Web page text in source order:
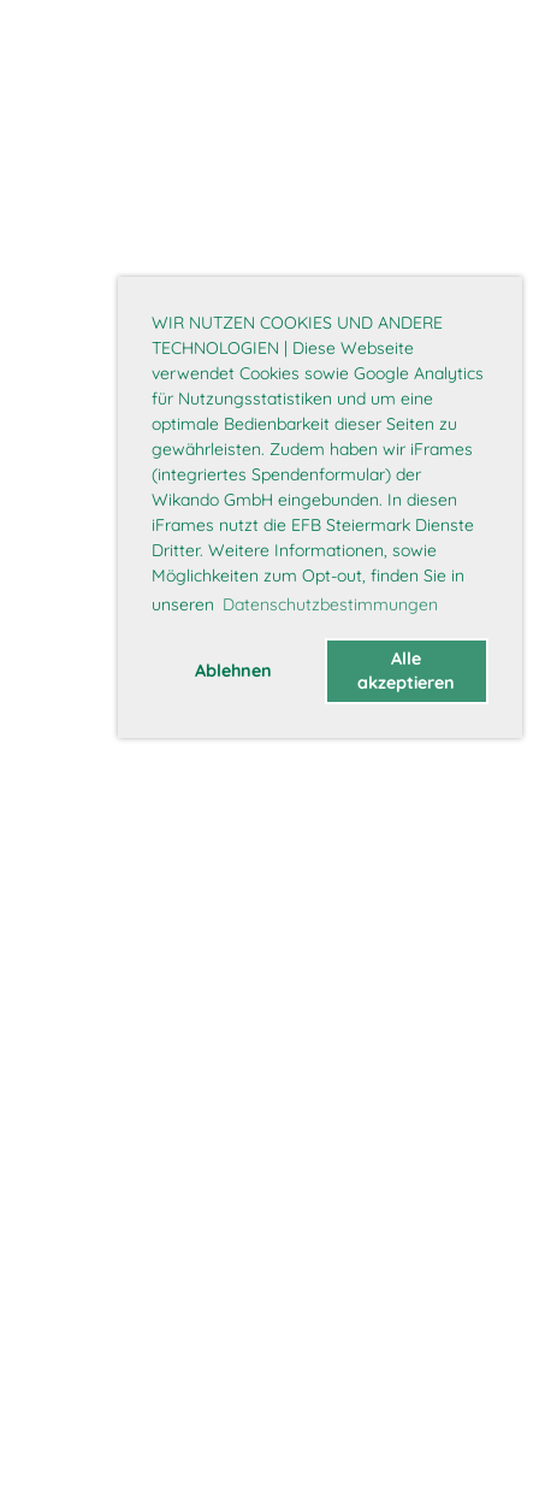
WIR NUTZEN COOKIES UND ANDERE
TECHNOLOGIEN | Diese Webseite
verwendet Cookies sowie Google Analytics
für Nutzungsstatistiken und um eine
optimale Bedienbarkeit dieser Seiten zu
gewährleisten. Zudem haben wir iFrames
(integriertes Spendenformular) der
Wikando GmbH eingebunden. In diesen
iFrames nutzt die EFB Steiermark Dienste
Dritter. Weitere Informationen, sowie
Möglichkeiten zum Opt-out, finden Sie in
unseren Datenschutzbestimmungen
Ablehnen
Alle
akzeptieren